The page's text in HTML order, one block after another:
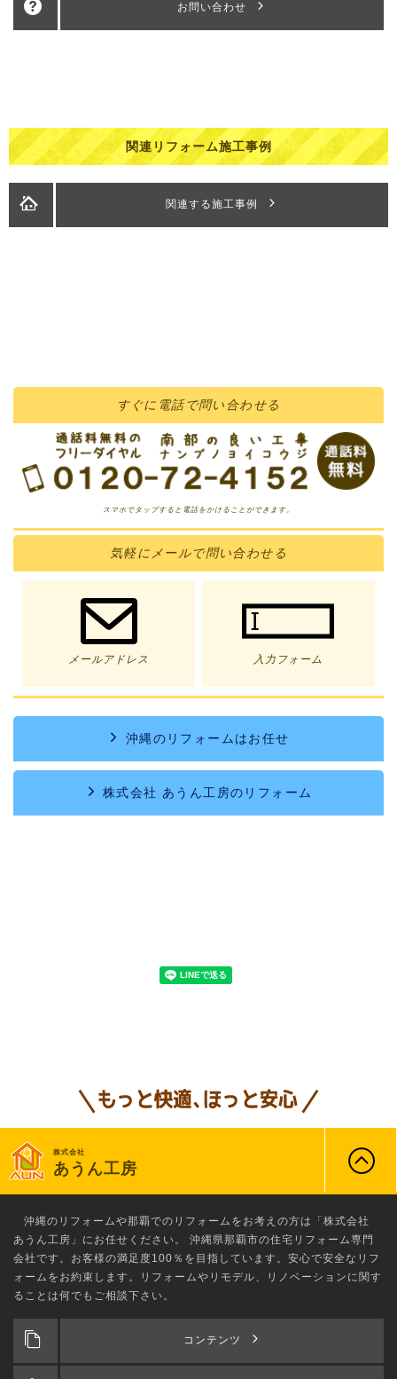
お問い合わせ
関連リフォーム施工事例
関連する施工事例
すぐに 電話で問い合わせる
スマホでタップすると電話をかけることができます。
気軽にメールで問い合わせる
メールアドレス 入力フォーム
沖縄のリフォームはお任せ
株式会社 あうん工房のリフォーム
株式会社
あうん工房
沖縄のリフォームや那覇でのリフォームをお考えの方は「株式会社
あうん工房」にお任せください。 沖縄県那覇市の住宅リフォーム専門
会社です。お客様の満足度100％を目指しています。安心で安全なリフ
ォームをお約束します。リフォームやリモデル、リノベーションに関す
ることは何でもご相談下さい。
コンテンツ